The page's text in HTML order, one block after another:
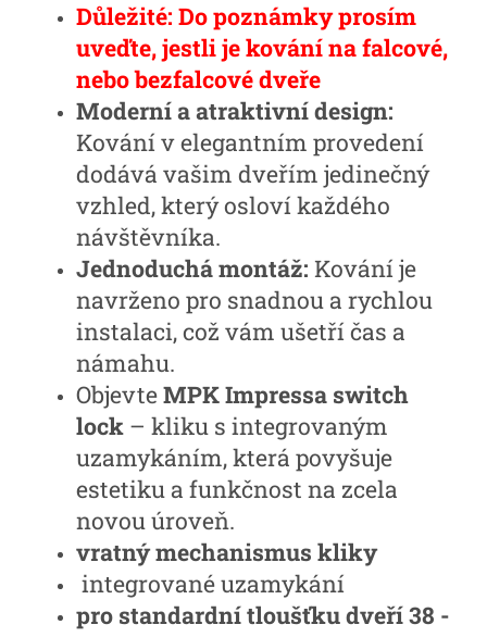
Důležité: Do poznámky prosím
uveďte, jestli je kování na falcové,
nebo bezfalcové dveře
Moderní a atraktivní design:
Kování v elegantním provedení
dodává vašim dveřím jedinečný
vzhled, který osloví každého
návštěvníka.
Jednoduchá montáž: Kování je
navrženo pro snadnou a rychlou
instalaci, což vám ušetří čas a
námahu.
ObjevteMPK Impressa switch
lock – kliku s integrovaným
uzamykáním, která povyšuje
estetiku a funkčnost na zcela
novou úroveň.
vratný mechanismus kliky
integrované uzamykání
pro standardní tloušťku dveří 38 -